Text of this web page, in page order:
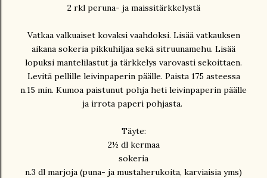
2 rkl peruna- ja maissitärkkelystä
Vatkaa valkuaiset kovaksi vaahdoksi. Lisää vatkauksen
aikana sokeria pikkuhiljaa sekä sitruunamehu. Lisää
lopuksi mantelilastut ja tärkkelys varovasti sekoittaen.
Levitä pellille leivinpaperin päälle. Paista 175 asteessa
n.15 min. Kumoa paistunut pohja heti leivinpaperin päälle
ja irrota paperi pohjasta.
Täyte:
2½ dl kermaa
sokeria
n.3 dl marjoja (puna- ja mustaherukoita, karviaisia yms)